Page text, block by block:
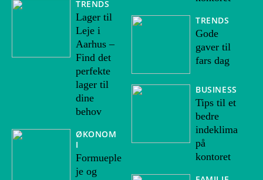
TRENDS
Lager til
Leje i
Aarhus –
Find det
perfekte
lager til
dine
behov
ØKONOM
I
Formueple
je og
TRENDS
Gode
gaver til
fars dag
BUSINESS
Tips til et
bedre
indeklima
på
kontoret